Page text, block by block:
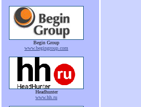
Begin Group
www.begingroup.com
Headhunter
www.hh.ru